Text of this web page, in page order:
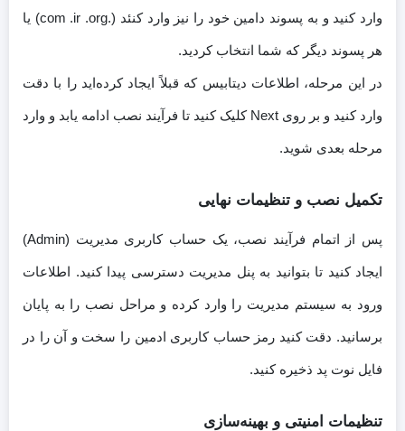
وارد کنید و به پسوند دامین خود را نیز وارد کنئد (.com .ir .org) یا
هر پسوند دیگر که شما انتخاب کردید.
در این مرحله، اطلاعات دیتابیس که قبلاً ایجاد کرده‌اید را با دقت
وارد کنید و بر روی Next کلیک کنید تا فرآیند نصب ادامه یابد و وارد
مرحله بعدی شوید.
تکمیل نصب و تنظیمات نهایی
پس از اتمام فرآیند نصب، یک حساب کاربری مدیریت (Admin)
ایجاد کنید تا بتوانید به پنل مدیریت دسترسی پیدا کنید. اطلاعات
ورود به سیستم مدیریت را وارد کرده و مراحل نصب را به پایان
برسانید. دقت کنید رمز حساب کاربری ادمین را سخت و آن را در
فایل نوت پد ذخیره کنید.
تنظیمات امنیتی و بهینه‌سازی